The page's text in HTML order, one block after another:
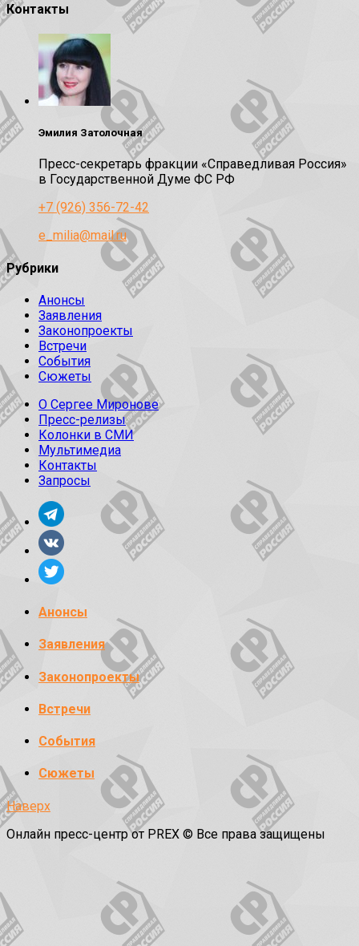
Контакты
Эмилия Затолочная
Пресс-секретарь фракции «Справедливая Россия»
в Государственной Думе ФС РФ
+7 (926) 356-72-42
e_milia@mail.ru
Рубрики
Анонсы
Заявления
Законопроекты
Встречи
События
Сюжеты
О Сергее Миронове
Пресс-релизы
Колонки в СМИ
Мультимедиа
Контакты
Запросы
Анонсы
Заявления
Законопроекты
Встречи
События
Сюжеты
Наверх
Онлайн пресс-центр от PREX © Все права защищены